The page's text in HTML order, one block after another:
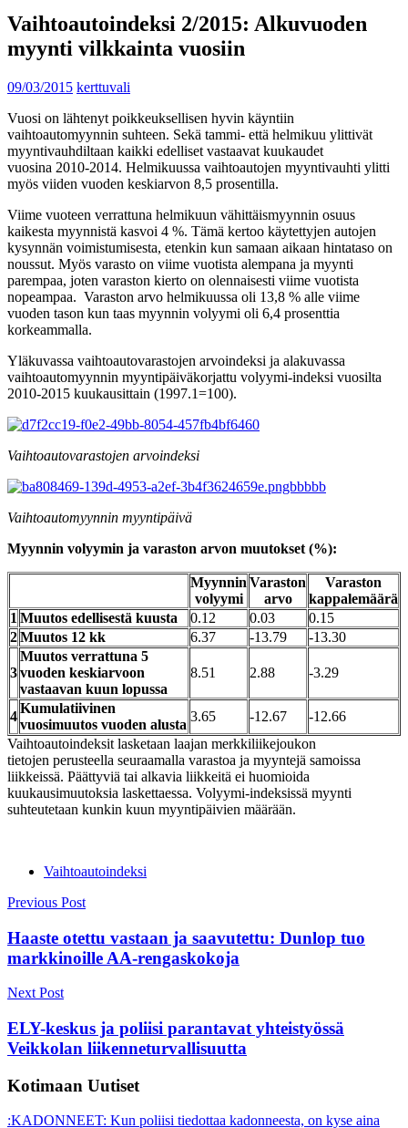
Vaihtoautoindeksi 2/2015: Alkuvuoden
myynti vilkkainta vuosiin
09/03/2015 kerttuvali
Vuosi on lähtenyt poikkeuksellisen hyvin käyntiin
vaihtoautomyynnin suhteen. Sekä tammi- että helmikuu ylittivät
myyntivauhdiltaan kaikki edelliset vastaavat kuukaudet
vuosina 2010-2014. Helmikuussa vaihtoautojen myyntivauhti ylitti
myös viiden vuoden keskiarvon 8,5 prosentilla.
Viime vuoteen verrattuna helmikuun vähittäismyynnin osuus
kaikesta myynnistä kasvoi 4 %. Tämä kertoo käytettyjen autojen
kysynnän voimistumisesta, etenkin kun samaan aikaan hintataso on
noussut. Myös varasto on viime vuotista alempana ja myynti
parempaa, joten varaston kierto on olennaisesti viime vuotista
nopeampaa. Varaston arvo helmikuussa oli 13,8 % alle viime
vuoden tason kun taas myynnin volyymi oli 6,4 prosenttia
korkeammalla.
Yläkuvassa vaihtoautovarastojen arvoindeksi ja alakuvassa
vaihtoautomyynnin myyntipäiväkorjattu volyymi-indeksi vuosilta
2010-2015 kuukausittain (1997.1=100).
Vaihtoautovarastojen arvoindeksi
Vaihtoautomyynnin myyntipäivä
Myynnin volyymin ja varaston arvon muutokset (%):
Myynnin
volyymi
Varaston
arvo
Varaston
kappalemäärä
1 Muutos edellisestä kuusta 0.12 0.03
0.15
2Muutos 12 kk 6.37 -13.79 -13.30
3
Muutos verrattuna 5
vuoden keskiarvoon
vastaavan kuun lopussa
8.51 2.88 -3.29
4
Kumulatiivinen
vuosimuutos vuoden alusta
3.65 -12.67
-12.66
Vaihtoautoindeksit lasketaan laajan merkkiliikejoukon
tietojen perusteella seuraamalla varastoa ja myyntejä samoissa
liikkeissä. Päättyviä tai alkavia liikkeitä ei huomioida
kuukausimuutoksia laskettaessa. Volyymi-indeksissä myynti
suhteutetaan kunkin kuun myyntipäivien määrään.
Vaihtoautoindeksi
Post
navigation
Previous Post
Haaste otettu vastaan ja saavutettu: Dunlop tuo
markkinoille AA-rengaskokoja
Next Post
ELY-keskus ja poliisi parantavat yhteistyössä
Veikkolan liikenneturvallisuutta
Kotimaan Uutiset
:KADONNEET: Kun poliisi tiedottaa kadonneesta, on kyse aina